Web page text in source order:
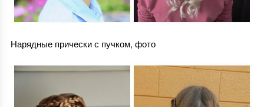
Нарядные прически с пучком, фото